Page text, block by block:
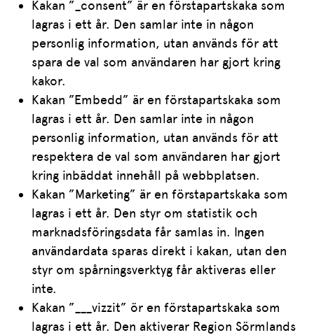
Kakan ”_consent” är en förstapartskaka som
lagras i ett år. Den samlar inte in någon
personlig information, utan används för att
spara de val som användaren har gjort kring
kakor.
Kakan ”Embedd” är en förstapartskaka som
lagras i ett år. Den samlar inte in någon
personlig information, utan används för att
respektera de val som användaren har gjort
kring inbäddat innehåll på webbplatsen.
Kakan ”Marketing” är en förstapartskaka som
lagras i ett år. Den styr om statistik och
marknadsföringsdata får samlas in. Ingen
användardata sparas direkt i kakan, utan den
styr om spårningsverktyg får aktiveras eller
inte.
Kakan ”___vizzit” ör en förstapartskaka som
lagras i ett år. Den aktiverar Region Sörmlands